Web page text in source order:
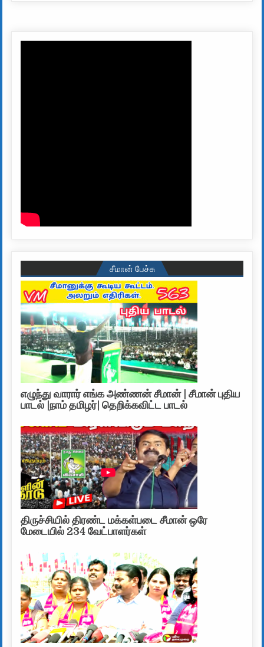
சீமான் பேச்சு
எழுந்து வாரார் எங்க அண்ணன் சீமான் | சீமான் புதிய
பாடல் |நாம் தமிழர்| தெறிக்கவிட்ட பாடல்
திருச்சியில் திரண்ட மக்கள்படை சீமான் ஒரே
மேடையில் 234 வேட்பாளர்கள்